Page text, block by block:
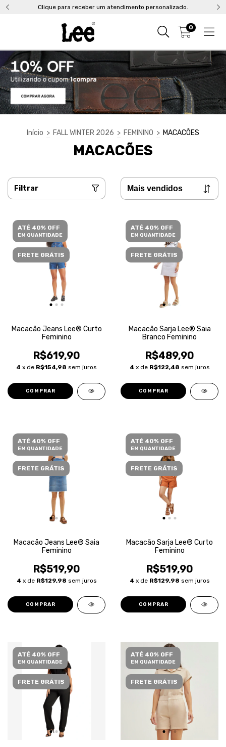
Clique para receber um atendimento personalizado.
0
Início > FALL WINTER 2026 > FEMININO > MACACÕES
MACACÕES
Filtrar
ATÉ 40% OFF
EM QUANTIDADE
FRETE GRÁTIS
Macacão Jeans Lee® Curto
Feminino
R$619,90
4 x de R$154,98 sem juros
COMPRAR
ATÉ 40% OFF
EM QUANTIDADE
FRETE GRÁTIS
Macacão Sarja Lee® Saia
Branco Feminino
R$489,90
4 x de R$122,48 sem juros
COMPRAR
ATÉ 40% OFF
EM QUANTIDADE
FRETE GRÁTIS
Macacão Jeans Lee® Saia
Feminino
R$519,90
4 x de R$129,98 sem juros
COMPRAR
ATÉ 40% OFF
EM QUANTIDADE
FRETE GRÁTIS
Macacão Sarja Lee® Curto
Feminino
R$519,90
4 x de R$129,98 sem juros
COMPRAR
ATÉ 40% OFF
EM QUANTIDADE
FRETE GRÁTIS
ATÉ 40% OFF
EM QUANTIDADE
FRETE GRÁTIS